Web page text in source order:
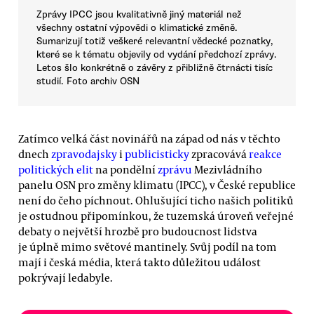
Zprávy IPCC jsou kvalitativně jiný materiál než
všechny ostatní výpovědi o klimatické změně.
Sumarizují totiž veškeré relevantní vědecké poznatky,
které se k tématu objevily od vydání předchozí zprávy.
Letos šlo konkrétně o závěry z přibližně čtrnácti tisíc
studií. Foto archiv OSN
Zatímco velká část novinářů na západ od nás v těchto
dnech zpravodajskyipublicistickyzpracováváreakce
politických elitna pondělnízprávu Mezivládního
panelu OSN pro změny klimatu (IPCC), v České republice
není do čeho píchnout. Ohlušující ticho našich politiků
je ostudnou připomínkou, že tuzemská úroveň veřejné
debaty o největší hrozbě pro budoucnost lidstva
je úplně mimo světové mantinely. Svůj podíl na tom
mají i česká média, která takto důležitou událost
pokrývají ledabyle.